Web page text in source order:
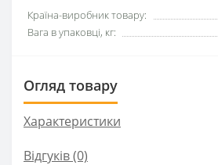
Країна-виробник товару:
Вага в упаковці, кг:
Огляд товару
Характеристики
Відгуків (0)